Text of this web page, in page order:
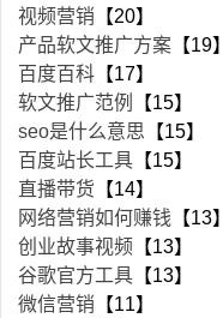
视频营销 【20】
产品软文推广方案 【19】
百度百科 【17】
软文推广范例
【15】
seo是什么意思 【15】
百度站长工具 【15】
直播带货 【14】
网络营销如何赚钱 【13】
创业故事视频 【13】
谷歌官方工具 【13】
微信营销 【11】